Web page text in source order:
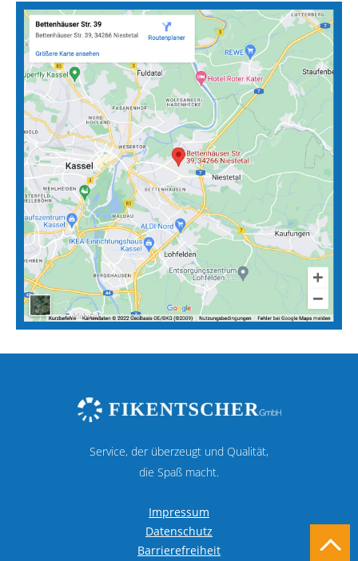
Anfahrtskarten zu unseren Standorten
Service, der überzeugt und Qualität,
die Spaß macht.
Impressum
Datenschutz
Barrierefreiheit